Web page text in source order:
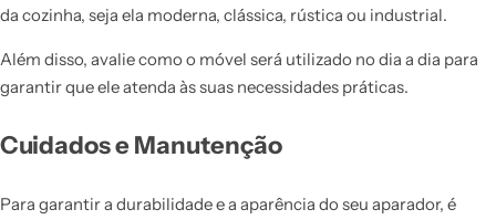
da cozinha, seja ela moderna, clássica, rústica ou industrial.
Além disso, avalie como o móvel será utilizado no dia a dia para
garantir que ele atenda às suas necessidades práticas.
Cuidados e Manutenção
Para garantir a durabilidade e a aparência do seu aparador, é